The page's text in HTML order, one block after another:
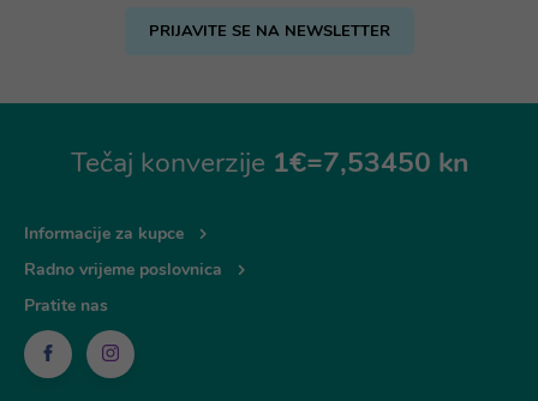
PRIJAVITE SE NA NEWSLETTER
Tečaj konverzije 1€=7,53450 kn
Informacije za kupce
Radno vrijeme poslovnica
Pratite nas